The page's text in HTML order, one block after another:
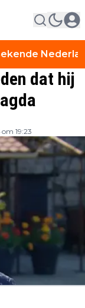
dat hij
19:23